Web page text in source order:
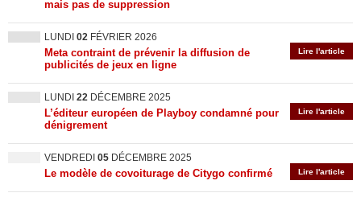
mais pas de suppression
LUNDI 02 FÉVRIER 2026
Lire l'article
Meta contraint de prévenir la diffusion de
publicités de jeux en ligne
LUNDI 22 DÉCEMBRE 2025
Lire l'article
L’éditeur européen de Playboy condamné pour
dénigrement
VENDREDI 05 DÉCEMBRE 2025
Lire l'article
Le modèle de covoiturage de Citygo confirmé